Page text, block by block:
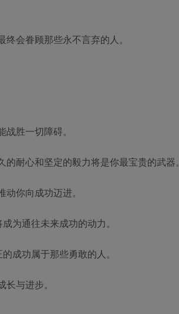
会眷顾那些永不言弃的人。
胜一切障碍。
的耐心和坚定的毅力将是你最宝贵的武器。
你向成功迈进。
为通往未来成功的动力。
成功属于那些勇敢的人。
与进步。